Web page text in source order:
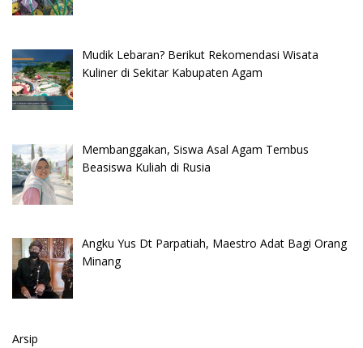
Mudik Lebaran? Berikut Rekomendasi Wisata
Kuliner di Sekitar Kabupaten Agam
Membanggakan, Siswa Asal Agam Tembus
Beasiswa Kuliah di Rusia
Angku Yus Dt Parpatiah, Maestro Adat Bagi Orang
Minang
Arsip